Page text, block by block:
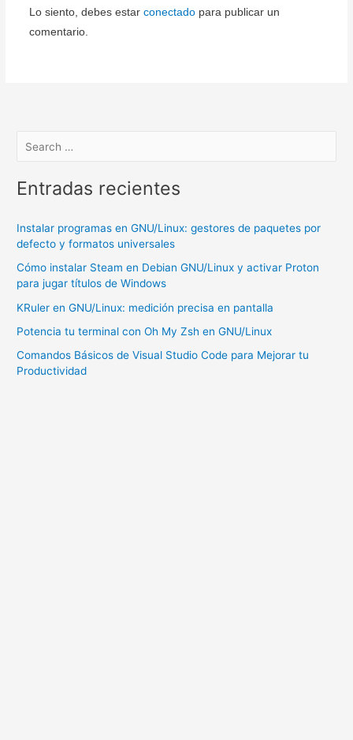
Lo siento, debes estar conectadopara publicar un
comentario.
Entradas recientes
Instalar programas en GNU/Linux: gestores de paquetes por
defecto y formatos universales
Cómo instalar Steam en Debian GNU/Linux y activar Proton
para jugar títulos de Windows
KRuler en GNU/Linux: medición precisa en pantalla
Potencia tu terminal con Oh My Zsh en GNU/Linux
Comandos Básicos de Visual Studio Code para Mejorar tu
Productividad